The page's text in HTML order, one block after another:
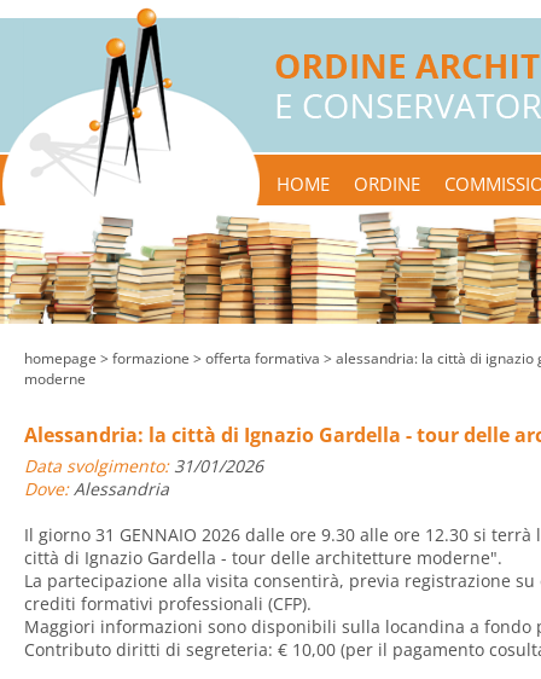
HOME ORDINE
homepage > formazione > offerta formativa > alessandria: la città di
moderne
Alessandria: la città di Ignazio Gardella - tour delle
Data svolgimento:31/01/2026
Dove:Alessandria
Il giorno 31 GENNAIO 2026 dalle ore 9.30 alle ore 12.30 si
città di Ignazio Gardella - tour delle architetture moderne".
La partecipazione alla visita consentirà, previa registrazione
crediti formativi professionali (CFP).
Maggiori informazioni sono disponibili sulla locandina a fondo
Contributo diritti di segreteria: € 10,00 (per il pagamento